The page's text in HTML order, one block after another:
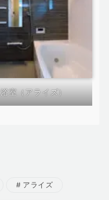
浴室（アライズ）
アライズ